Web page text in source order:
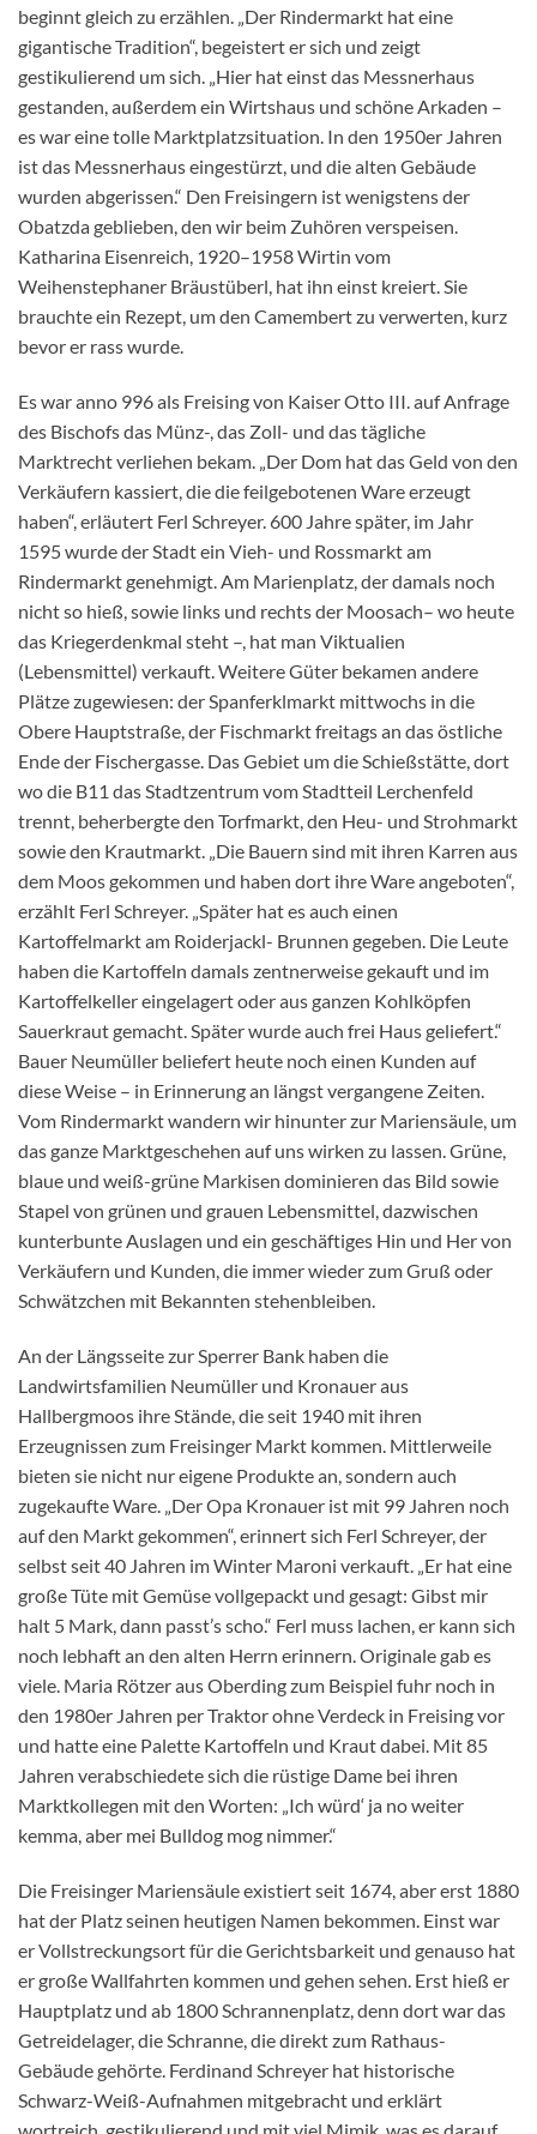
beginnt gleich zu erzählen. „Der Rindermarkt hat eine
gigantische Tradition“, begeistert er sich und zeigt
gestikulierend um sich. „Hier hat einst das Messnerhaus
gestanden, außerdem ein Wirtshaus und schöne Arkaden –
es war eine tolle Marktplatzsituation. In den 1950er Jahren
ist das Messnerhaus eingestürzt, und die alten Gebäude
wurden abgerissen.“ Den Freisingern ist wenigstens der
Obatzda geblieben, den wir beim Zuhören verspeisen.
Katharina Eisenreich, 1920–1958 Wirtin vom
Weihenstephaner Bräustüberl, hat ihn einst kreiert. Sie
brauchte ein Rezept, um den Camembert zu verwerten, kurz
bevor er rass wurde.
Es war anno 996 als Freising von Kaiser Otto III. auf Anfrage
des Bischofs das Münz-, das Zoll- und das tägliche
Marktrecht verliehen bekam. „Der Dom hat das Geld von den
Verkäufern kassiert, die die feilgebotenen Ware erzeugt
haben“, erläutert Ferl Schreyer. 600 Jahre später, im Jahr
1595 wurde der Stadt ein Vieh- und Rossmarkt am
Rindermarkt genehmigt. Am Marienplatz, der damals noch
nicht so hieß, sowie links und rechts der Moosach– wo heute
das Kriegerdenkmal steht –, hat man Viktualien
(Lebensmittel) verkauft. Weitere Güter bekamen andere
Plätze zugewiesen: der Spanferklmarkt mittwochs in die
Obere Hauptstraße, der Fischmarkt freitags an das östliche
Ende der Fischergasse. Das Gebiet um die Schießstätte, dort
wo die B11 das Stadtzentrum vom Stadtteil Lerchenfeld
trennt, beherbergte den Torfmarkt, den Heu- und Strohmarkt
sowie den Krautmarkt. „Die Bauern sind mit ihren Karren aus
dem Moos gekommen und haben dort ihre Ware angeboten“,
erzählt Ferl Schreyer. „Später hat es auch einen
Kartoffelmarkt am Roiderjackl- Brunnen gegeben. Die Leute
haben die Kartoffeln damals zentnerweise gekauft und im
Kartoffelkeller eingelagert oder aus ganzen Kohlköpfen
Sauerkraut gemacht. Später wurde auch frei Haus geliefert.“
Bauer Neumüller beliefert heute noch einen Kunden auf
diese Weise – in Erinnerung an längst vergangene Zeiten.
Vom Rindermarkt wandern wir hinunter zur Mariensäule, um
das ganze Marktgeschehen auf uns wirken zu lassen. Grüne,
blaue und weiß-grüne Markisen dominieren das Bild sowie
Stapel von grünen und grauen Lebensmittel, dazwischen
kunterbunte Auslagen und ein geschäftiges Hin und Her von
Verkäufern und Kunden, die immer wieder zum Gruß oder
Schwätzchen mit Bekannten stehenbleiben.
An der Längsseite zur Sperrer Bank haben die
Landwirtsfamilien Neumüller und Kronauer aus
Hallbergmoos ihre Stände, die seit 1940 mit ihren
Erzeugnissen zum Freisinger Markt kommen. Mittlerweile
bieten sie nicht nur eigene Produkte an, sondern auch
zugekaufte Ware. „Der Opa Kronauer ist mit 99 Jahren noch
auf den Markt gekommen“, erinnert sich Ferl Schreyer, der
selbst seit 40 Jahren im Winter Maroni verkauft. „Er hat eine
große Tüte mit Gemüse vollgepackt und gesagt: Gibst mir
halt 5 Mark, dann passt’s scho.“ Ferl muss lachen, er kann sich
noch lebhaft an den alten Herrn erinnern. Originale gab es
viele. Maria Rötzer aus Oberding zum Beispiel fuhr noch in
den 1980er Jahren per Traktor ohne Verdeck in Freising vor
und hatte eine Palette Kartoffeln und Kraut dabei. Mit 85
Jahren verabschiedete sich die rüstige Dame bei ihren
Marktkollegen mit den Worten: „Ich würd‘ ja no weiter
kemma, aber mei Bulldog mog nimmer.“
Die Freisinger Mariensäule existiert seit 1674, aber erst 1880
hat der Platz seinen heutigen Namen bekommen. Einst war
er Vollstreckungsort für die Gerichtsbarkeit und genauso hat
er große Wallfahrten kommen und gehen sehen. Erst hieß er
Hauptplatz und ab 1800 Schrannenplatz, denn dort war das
Getreidelager, die Schranne, die direkt zum Rathaus-
Gebäude gehörte. Ferdinand Schreyer hat historische
Schwarz-Weiß-Aufnahmen mitgebracht und erklärt
wortreich, gestikulierend und mit viel Mimik, was es darauf